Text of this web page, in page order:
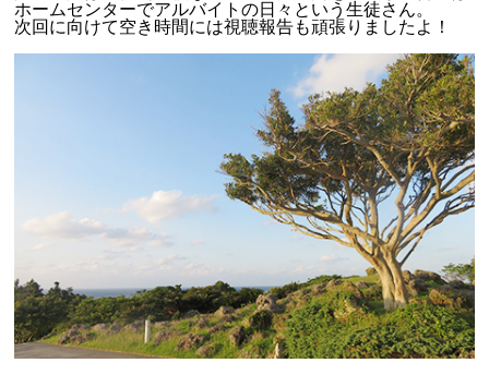
ホームセンターでアルバイトの日々という生徒さん。
次回に向けて空き時間には視聴報告も頑張りましたよ！